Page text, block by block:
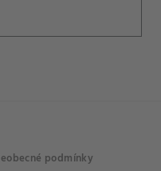
podmínky